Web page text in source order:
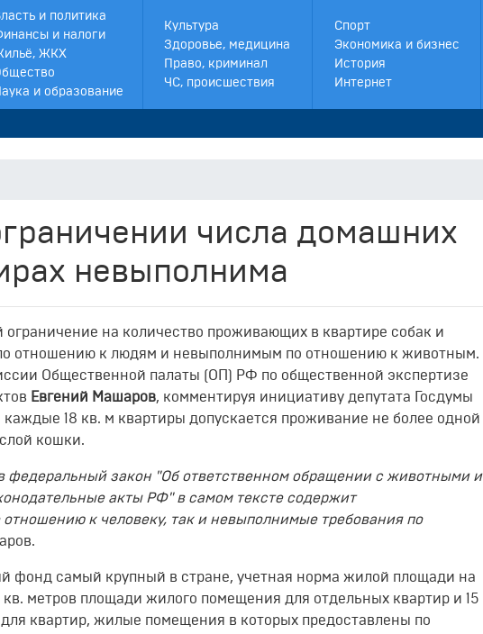
и политика
и налоги
ЖКХ
и образование
Культура
Здоровье, медицина
Право, криминал
ЧС, происшествия
Спорт
Экономика и бизнес
История
Интернет
числа домашних
невыполнима
ограничение на количество проживающих в квартире собак и
отношению к людям и невыполнимым по отношению к животным.
Общественной палаты (ОП) РФ по общественной экспертизе
Евгений Машаров, комментируя инициативу депутата Госдумы
каждые 18 кв. м квартиры допускается проживание не более одной
кошки.
федеральный закон "Об ответственном обращении с животными и
акты РФ" в самом тексте содержит
к человеку, так и невыполнимые требования по
фонд самый крупный в стране, учетная норма жилой площади на
кв. метров площади жилого помещения для отдельных квартир и 15
квартир, жилые помещения в которых предоставлены по